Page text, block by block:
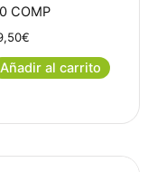
COMP
€
Añadir al carrito